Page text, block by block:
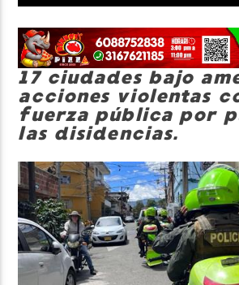
17 ciudades bajo
acciones violentas
fuerza pública por
las disidencias.